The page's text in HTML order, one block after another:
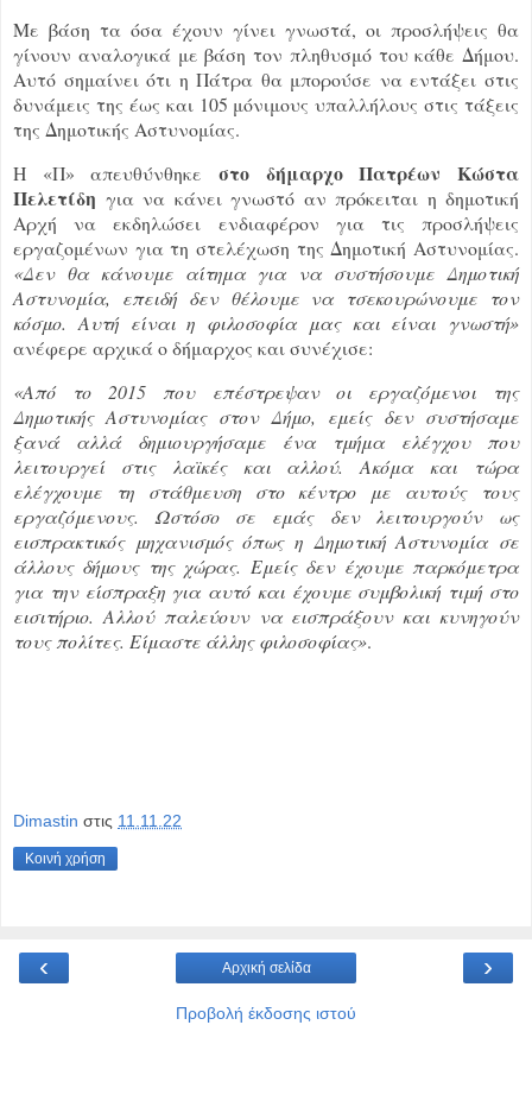
Με βάση τα όσα έχουν γίνει γνωστά, οι προσλήψεις θα
γίνουν αναλογικά με βάση τον πληθυσμό του κάθε Δήμου.
Αυτό σημαίνει ότι η Πάτρα θα μπορούσε να εντάξει στις
δυνάμεις της έως και 105 μόνιμους υπαλλήλους στις τάξεις
της Δημοτικής Αστυνομίας.
Η «Π» απευθύνθηκε στο δήμαρχο Πατρέων Κώστα
Πελετίδη για να κάνει γνωστό αν πρόκειται η δημοτική
Αρχή να εκδηλώσει ενδιαφέρον για τις προσλήψεις
εργαζομένων για τη στελέχωση της Δημοτική Αστυνομίας.
«Δεν θα κάνουμε αίτημα για να συστήσουμε Δημοτική
Αστυνομία, επειδή δεν θέλουμε να τσεκουρώνουμε τον
κόσμο. Αυτή είναι η φιλοσοφία μας και είναι γνωστή»
ανέφερε αρχικά ο δήμαρχος και συνέχισε:
«Από το 2015 που επέστρεψαν οι εργαζόμενοι της
Δημοτικής Αστυνομίας στον Δήμο, εμείς δεν συστήσαμε
ξανά αλλά δημιουργήσαμε ένα τμήμα ελέγχου που
λειτουργεί στις λαϊκές και αλλού. Ακόμα και τώρα
ελέγχουμε τη στάθμευση στο κέντρο με αυτούς τους
εργαζόμενους. Ωστόσο σε εμάς δεν λειτουργούν ως
εισπρακτικός μηχανισμός όπως η Δημοτική Αστυνομία σε
άλλους δήμους της χώρας. Εμείς δεν έχουμε παρκόμετρα
για την είσπραξη για αυτό και έχουμε συμβολική τιμή στο
εισιτήριο. Αλλού παλεύουν να εισπράξουν και κυνηγούν
τους πολίτες. Είμαστε άλλης φιλοσοφίας».
Dimastin στις 11.11.22
Κοινή χρήση
‹ ›
Αρχική σελίδα
Προβολή έκδοσης ιστού